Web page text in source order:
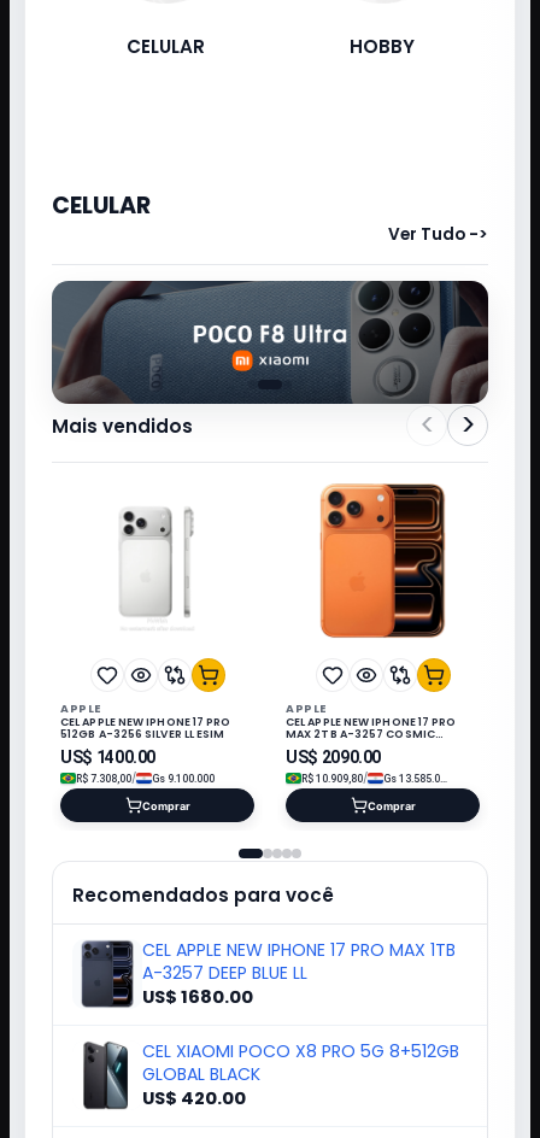
CELULAR HOBBY
CELULAR
Ver Tudo ->
Mais vendidos < >
APPLE
CEL APPLE NEW IPHONE 17 PRO
512GB A-3256 SILVER LL ESIM
US$ 1400.00
R$ 7.308,00/ Gs 9.100.000
Comprar
APPLE
CEL APPLE NEW IPHONE 17 PRO
MAX 2TB A-3257 COSMIC
ORANGE LL/A ESIM
US$ 2090.00
R$ 10.909,80/ Gs 13.585.000
Comprar
Recomendados para você
CEL APPLE NEW IPHONE 17 PRO MAX 1TB
A-3257 DEEP BLUE LL
US$ 1680.00
CEL XIAOMI POCO X8 PRO 5G 8+512GB
GLOBAL BLACK
US$ 420.00